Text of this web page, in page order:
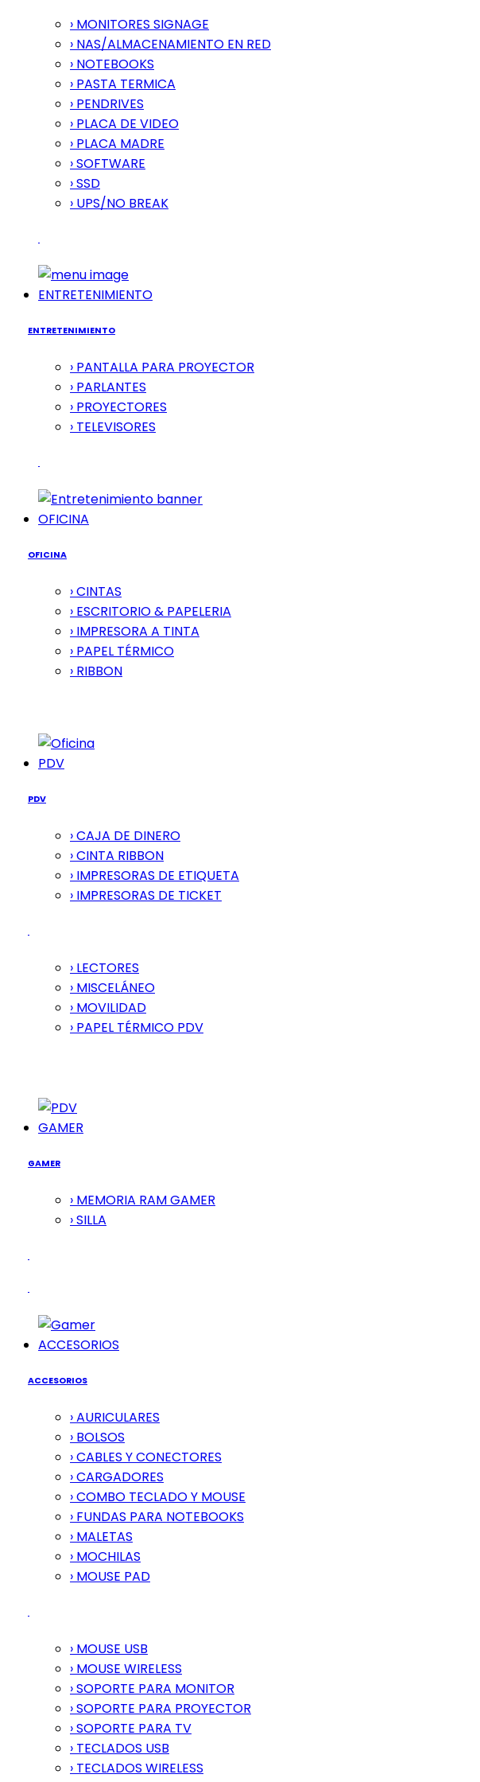
› MONITORES SIGNAGE
› NAS/ALMACENAMIENTO EN RED
› NOTEBOOKS
› PASTA TERMICA
› PENDRIVES
› PLACA DE VIDEO
› PLACA MADRE
› SOFTWARE
› SSD
› UPS/NO BREAK
ENTRETENIMIENTO
ENTRETENIMIENTO
› PANTALLA PARA PROYECTOR
› PARLANTES
› PROYECTORES
› TELEVISORES
OFICINA
OFICINA
› CINTAS
› ESCRITORIO & PAPELERIA
› IMPRESORA A TINTA
› PAPEL TÉRMICO
› RIBBON
PDV
PDV
› CAJA DE DINERO
› CINTA RIBBON
› IMPRESORAS DE ETIQUETA
› IMPRESORAS DE TICKET
› LECTORES
› MISCELÁNEO
› MOVILIDAD
› PAPEL TÉRMICO PDV
GAMER
GAMER
› MEMORIA RAM GAMER
› SILLA
ACCESORIOS
ACCESORIOS
› AURICULARES
› BOLSOS
› CABLES Y CONECTORES
› CARGADORES
› COMBO TECLADO Y MOUSE
› FUNDAS PARA NOTEBOOKS
› MALETAS
› MOCHILAS
› MOUSE PAD
› MOUSE USB
› MOUSE WIRELESS
› SOPORTE PARA MONITOR
› SOPORTE PARA PROYECTOR
› SOPORTE PARA TV
› TECLADOS USB
› TECLADOS WIRELESS